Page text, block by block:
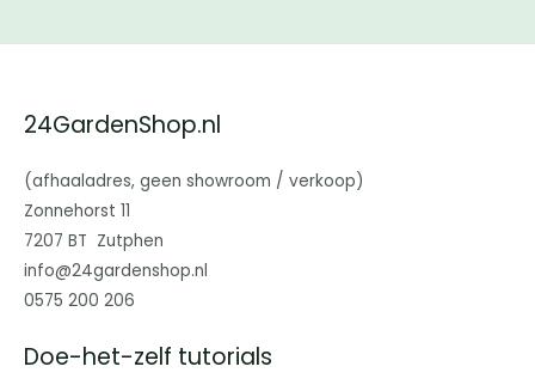
24GardenShop.nl
(afhaaladres, geen showroom / verkoop)
Zonnehorst 11
7207 BT Zutphen
info@24gardenshop.nl
0575 200 206
Doe-het-zelf tutorials